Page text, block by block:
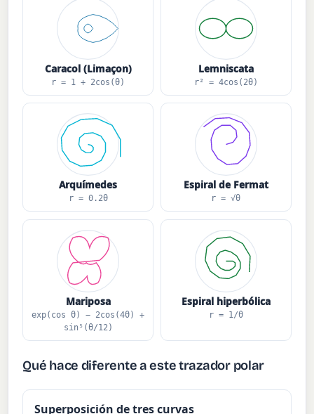
Caracol (Limaçon)
r = 1 + 2cos(θ)
Lemniscata
r² = 4cos(2θ)
Arquímedes
r = 0.2θ
Espiral de Fermat
r = √θ
Mariposa
exp(cos θ) − 2cos(4θ) +
sin⁵(θ/12)
Espiral hiperbólica
r = 1/θ
Qué hace diferente a este trazador polar
Superposición de tres curvas